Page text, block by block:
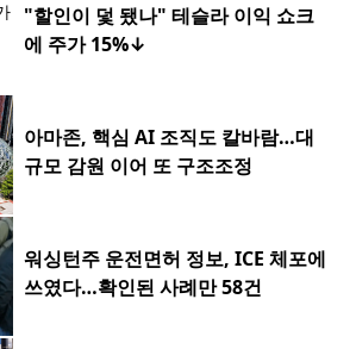
"할인이 덫 됐나" 테슬라 이익 쇼크
에 주가 15%↓
아마존, 핵심 AI 조직도 칼바람…대
규모 감원 이어 또 구조조정
워싱턴주 운전면허 정보, ICE 체포에
쓰였다…확인된 사례만 58건